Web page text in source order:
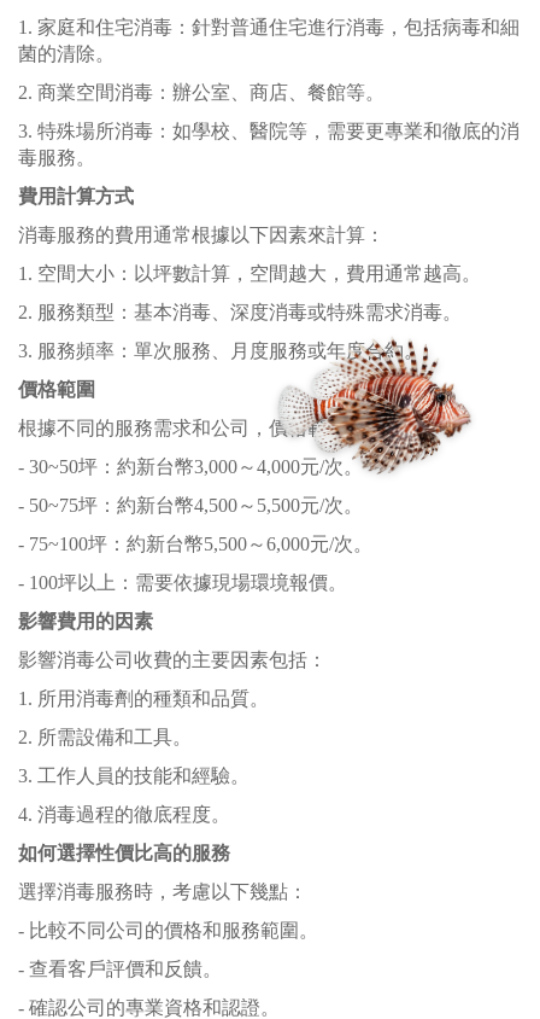
1. 家庭和住宅消毒：針對普通住宅進行消毒，包括病毒和細
菌的清除。
2. 商業空間消毒：辦公室、商店、餐館等。
3. 特殊場所消毒：如學校、醫院等，需要更專業和徹底的消
毒服務。
費用計算方式
消毒服務的費用通常根據以下因素來計算：
1. 空間大小：以坪數計算，空間越大，費用通常越高。
2. 服務類型：基本消毒、深度消毒或特殊需求消毒。
3. 服務頻率：單次服務、月度服務或年度合約。
價格範圍
根據不同的服務需求和公司，價格範圍如下：
- 30~50坪：約新台幣3,000～4,000元/次。
- 50~75坪：約新台幣4,500～5,500元/次。
- 75~100坪：約新台幣5,500～6,000元/次。
- 100坪以上：需要依據現場環境報價。
影響費用的因素
影響消毒公司收費的主要因素包括：
1. 所用消毒劑的種類和品質。
2. 所需設備和工具。
3. 工作人員的技能和經驗。
4. 消毒過程的徹底程度。
如何選擇性價比高的服務
選擇消毒服務時，考慮以下幾點：
- 比較不同公司的價格和服務範圍。
- 查看客戶評價和反饋。
- 確認公司的專業資格和認證。